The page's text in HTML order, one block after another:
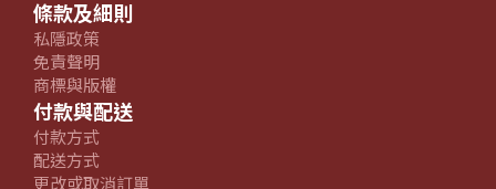
條款及細則
私隱政策
免責聲明
商標與版權
付款與配送
付款方式
配送方式
更改或取消訂單